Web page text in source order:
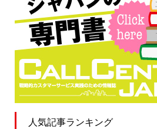
人気記事ランキング